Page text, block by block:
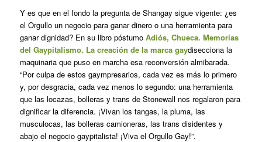
Y es que en el fondo la pregunta de Shangay sigue vigente: ¿es
el Orgullo un negocio para ganar dinero o una herramienta para
ganar dignidad? En su libro póstumo Adiós, Chueca. Memorias
del Gaypitalismo. La creación de la marca gaydisecciona la
maquinaria que puso en marcha esa reconversión almibarada.
“Por culpa de estos gaympresarios, cada vez es más lo primero
y, por desgracia, cada vez menos lo segundo: una herramienta
que las locazas, bolleras y trans de Stonewall nos regalaron para
dignificar la diferencia. ¡Vivan los tangas, la pluma, las
musculocas, las bolleras camioneras, las trans disidentes y
abajo el negocio gaypitalista! ¡Viva el Orgullo Gay!”.